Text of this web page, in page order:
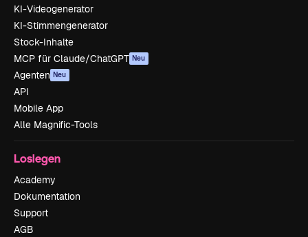
KI-Videogenerator
KI-Stimmengenerator
Stock-Inhalte
MCP für Claude/ChatGPT Neu
Agenten Neu
API
Mobile App
Alle Magnific-Tools
Loslegen
Academy
Dokumentation
Support
AGB